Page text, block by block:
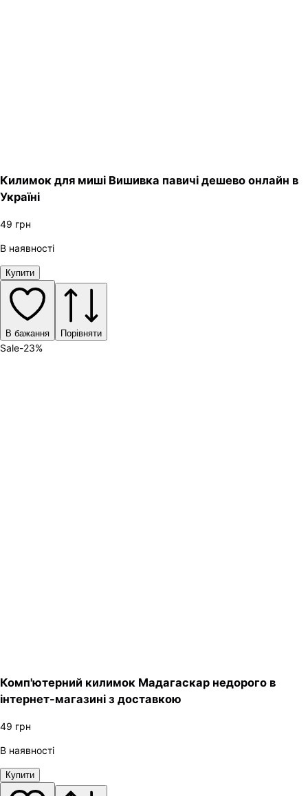
Килимок для миші Вишивка павичі дешево онлайн в
Україні
49 грн
В наявності
Купити
В бажання Порівняти
Sale-23%
Комп'ютерний килимок Мадагаскар недорого в
інтернет-магазині з доставкою
49 грн
В наявності
Купити